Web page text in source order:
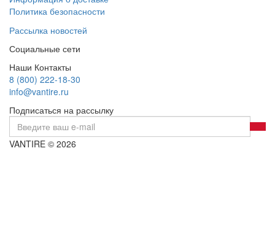
Политика безопасности
Рассылка новостей
Социальные сети
Наши Контакты
8 (800) 222-18-30
info@vantire.ru
Подписаться на рассылку
VANTIRE © 2026